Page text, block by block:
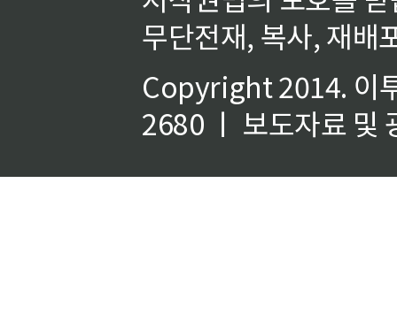
무단전재, 복사, 재배
Copyright 2014. 이
2680 ㅣ 보도자료